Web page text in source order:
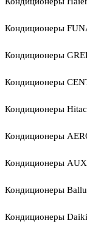
Кондиционеры
Кондиционеры
Кондиционеры
Кондиционеры
Кондиционеры
Кондиционеры AUX
Кондиционеры Ballu
Кондиционеры